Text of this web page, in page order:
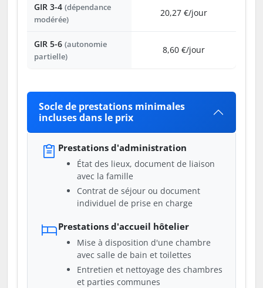
GIR 3-4 (dépendance
modérée)
20,27 €/jour
GIR 5-6 (autonomie
partielle)
8,60 €/jour
Socle de prestations minimales
incluses dans le prix
Prestations d'administration
État des lieux, document de liaison
avec la famille
Contrat de séjour ou document
individuel de prise en charge
Prestations d'accueil hôtelier
Mise à disposition d'une chambre
avec salle de bain et toilettes
Entretien et nettoyage des chambres
et parties communes